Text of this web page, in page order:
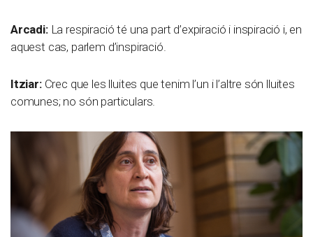
Arcadi:La respiració té una part d’expiració i inspiració i, en
aquest cas, parlem d’inspiració.
Itziar:Crec que les lluites que tenim l’un i l’altre són lluites
comunes; no són particulars.